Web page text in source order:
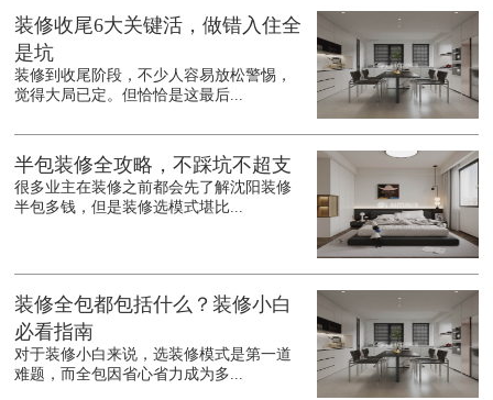
装修收尾6大关键活，做错入住全
是坑
装修到收尾阶段，不少人容易放松警惕，
觉得大局已定。但恰恰是这最后...
半包装修全攻略，不踩坑不超支
很多业主在装修之前都会先了解沈阳装修
半包多钱，但是装修选模式堪比...
装修全包都包括什么？装修小白
必看指南
对于装修小白来说，选装修模式是第一道
难题，而全包因省心省力成为多...